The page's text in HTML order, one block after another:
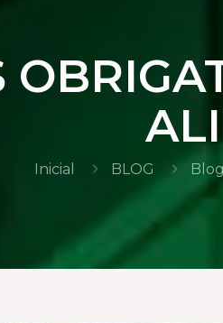
Inicial BLOG